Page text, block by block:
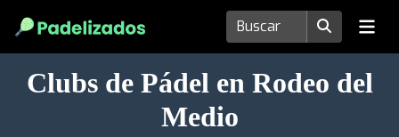
Clubs de Pádel en Rodeo del
Medio